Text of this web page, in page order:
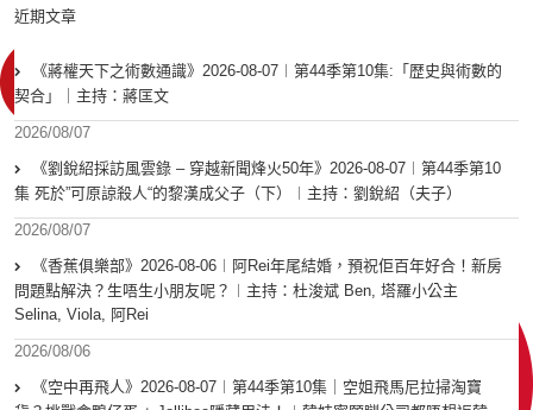
近期文章
《蔣權天下之術數通識》2026-08-07︱第44季第10集:「歴史與術數的
契合」｜主持：蔣匡文
2026/08/07
《劉銳紹採訪風雲錄 – 穿越新聞烽火50年》2026-08-07︱第44季第10
集 死於”可原諒殺人“的黎漢成父子（下）︱主持：劉銳紹（夫子）
2026/08/07
《香蕉俱樂部》2026-08-06︱阿Rei年尾結婚，預祝佢百年好合！新房
問題點解決？生唔生小朋友呢？︱主持：杜浚斌 Ben, 塔羅小公主
Selina, Viola, 阿Rei
2026/08/06
《空中再飛人》2026-08-07︱第44季第10集｜空姐飛馬尼拉掃淘寶